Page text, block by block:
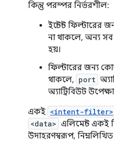
কিন্তু পরস্পর নির্ভরশীল:
ইন্টেন্ট ফিল্টারের
না থাকলে, অন্য সব
হয়।
ফিল্টারের জন্য
থাকলে, port
অ্যাট্রিবিউট
একই <intent-filter>
<data> এলিমেন্ট একই
উদাহরণস্বরূপ,